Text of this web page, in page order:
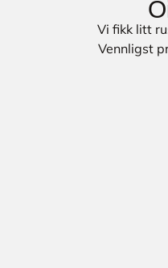
Vi fikk litt
Vennligst